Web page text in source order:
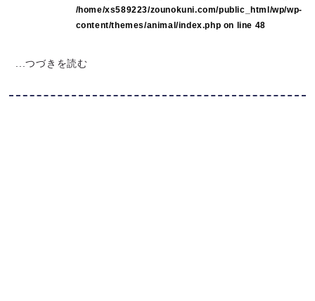
/home/xs589223/zounokuni.com/public_html/wp/wp-
content/themes/animal/index.php on line 48
...つづきを読む